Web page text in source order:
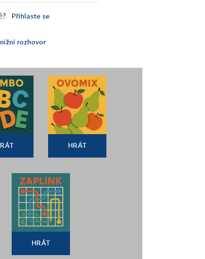
Přihlaste se
rozhovor
HRÁT
HRÁT